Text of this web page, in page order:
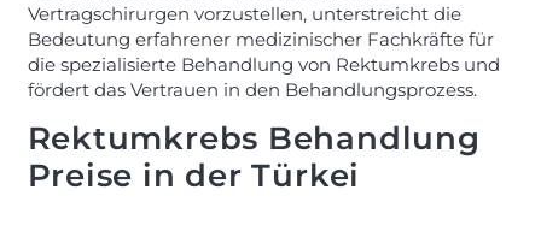
Vertragschirurgen vorzustellen, unterstreicht die
Bedeutung erfahrener medizinischer Fachkräfte für
die spezialisierte Behandlung von Rektumkrebs und
fördert das Vertrauen in den Behandlungsprozess.
Rektumkrebs Behandlung
Preise in der Türkei